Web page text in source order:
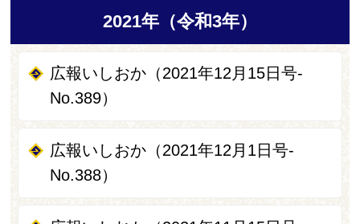
2021年（令和3年）
広報いしおか（2021年12月15日号-
No.389）
広報いしおか（2021年12月1日号-
No.388）